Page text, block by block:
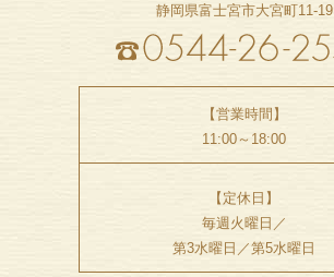
静岡県富士宮市大宮町11-19
【営業時間】
11:00～18:00
【定休日】
毎週火曜日／
第3水曜日／第5水曜日